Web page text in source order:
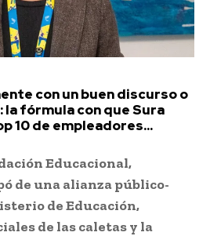
con un buen discurso o
la fórmula con que Sura
10 de empleadores...
Educacional,
de una alianza público-
de Educación,
de las caletas y la